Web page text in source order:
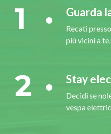
1 Guarda
Recati
più vicini a te.
2 Stay
Decidi se
vespa